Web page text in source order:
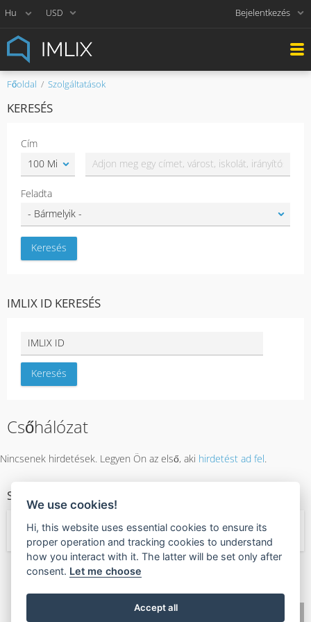
USD Bejelentkezés
Főoldal Szolgáltatások
KERESÉS
Cím
Feladta
IMLIX ID KERESÉS
Csőhálózat
Nincsenek hirdetések. Legyen Ön az első, aki hirdetést ad fel.
SZOLGÁLTATÁS KATEGÓRIÁK
← Szolgáltatások
🧡
We use cookies!
Hi, this website uses essential cookies to ensure its
proper operation and tracking cookies to understand
how you interact with it. The latter will be set only after
consent. Let me choose
Accept all